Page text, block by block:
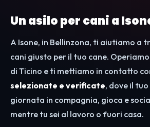
Un asilo per cani a
A Isone, in Bellinzona, ti aiutiamo a
cani giusto per il tuo cane.
di Ticino e ti mettiamo in contatto
selezionate e verificate, dove il
giornata in compagnia, gioca e
mentre tu sei al lavoro o fuori casa.